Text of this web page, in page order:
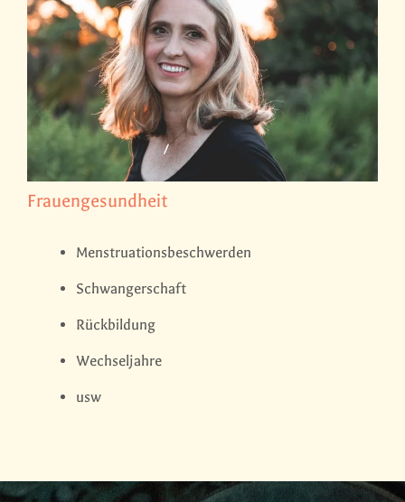
Frauengesundheit
Menstruationsbeschwerden
Schwangerschaft
Rückbildung
Wechseljahre
usw